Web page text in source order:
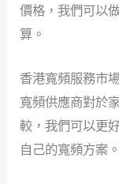
價格，我們可以
算。
香港寬頻服務市
寬頻供應商對於
較，我們可以更
自己的寬頻方案。